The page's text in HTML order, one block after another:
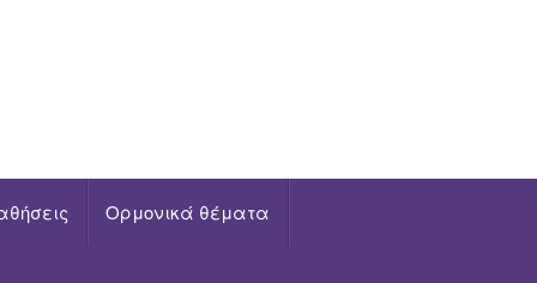
Ορμονικά θέματα